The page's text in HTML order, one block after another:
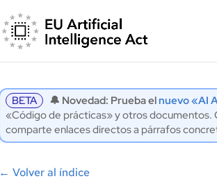
BETA 🔔 Novedad: Prueba elnuevo «AI
«Código de prácticas» y otros documentos.
comparte enlaces directos a párrafos
←Volver al índice